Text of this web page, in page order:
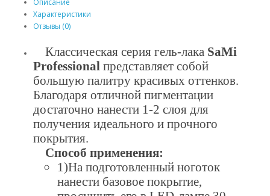
Характеристики
Отзывы (0)
Классическая серия гель-лака SaMi
Professional представляет собой
большую палитру красивых оттенков.
Благодаря отличной пигментации
достаточно нанести 1-2 слоя для
получения идеального и прочного
покрытия.
Способ применения:
1)На подготовленный ноготок
нанести базовое покрытие,